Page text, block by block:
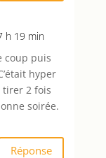
h 19 min
coup puis
hyper
tirer 2 fois
soirée.
Réponse